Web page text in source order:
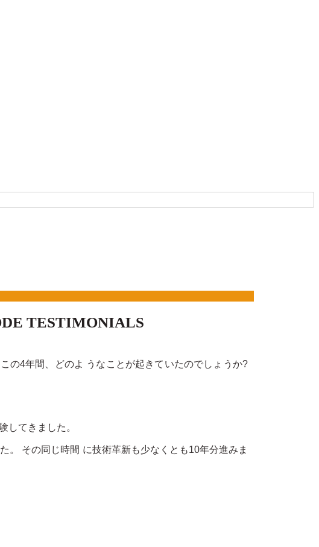
TESTIMONIALS
の4年間、どのよ うなことが起きていたのでしょうか?
してきました。
。 その同じ時間 に技術革新も少なくとも10年分進みま